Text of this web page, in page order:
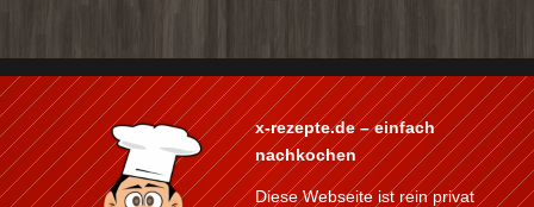
x-rezepte.de – einfach
nachkochen
Diese Webseite ist rein privat